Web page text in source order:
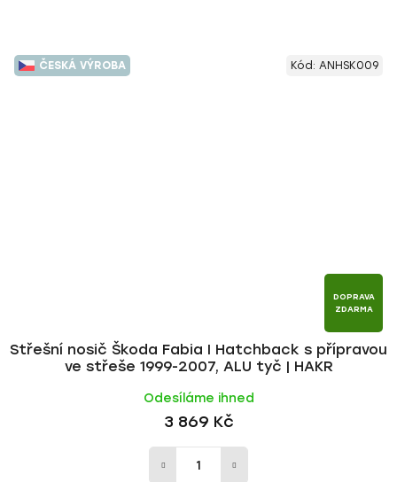
ČESKÁ VÝROBA
DOPRAVA
ZDARMA
Střešní nosič Škoda Fabia I Hatchback s přípravou
ve střeše 1999-2007, ALU tyč | HAKR
Odesíláme ihned
3 869 Kč
Kód: ANHSK009